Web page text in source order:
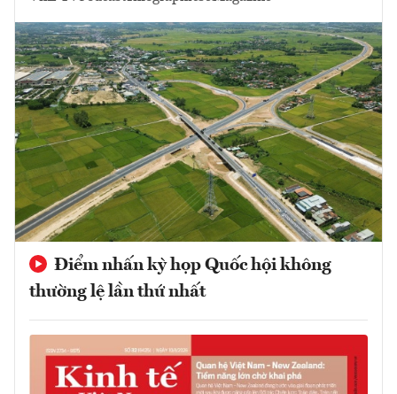
Điểm nhấn kỳ họp Quốc hội không
thường lệ lần thứ nhất